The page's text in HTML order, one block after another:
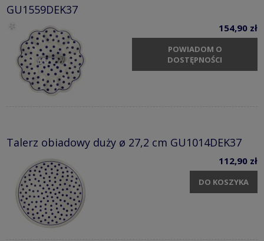
GU1559DEK37
154,90 zł
POWIADOM O
DOSTĘPNOŚCI
Talerz obiadowy duży ø 27,2 cm GU1014DEK37
112,90 zł
DO KOSZYKA